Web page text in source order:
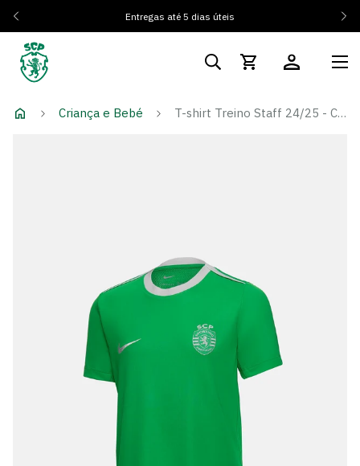
Entregas até 5 dias úteis
Criança e Bebé T-shirt Treino Staff 24/25 - Criança